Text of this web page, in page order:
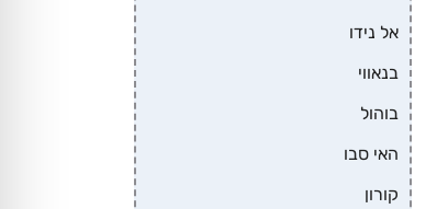
אל נידו
בנאווי
בוהול
האי סבו
קורון